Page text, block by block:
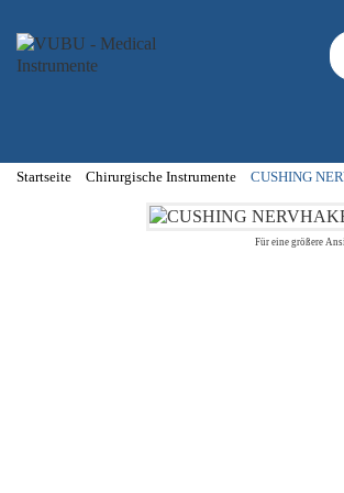
Startseite Chirurgische Instrumente CUSHING
Für eine größere